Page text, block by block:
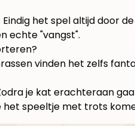
Eindig het spel altijd door
echte "vangst".
vinden het zelfs
je kat erachteraan
het speeltje met trots